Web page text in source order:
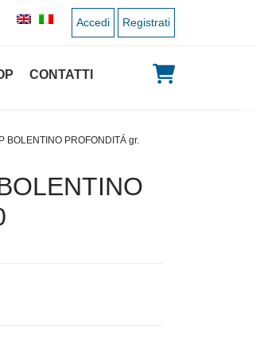
Accedi Registrati
CONTATTI
BOLENTINO PROFONDITÁ gr.